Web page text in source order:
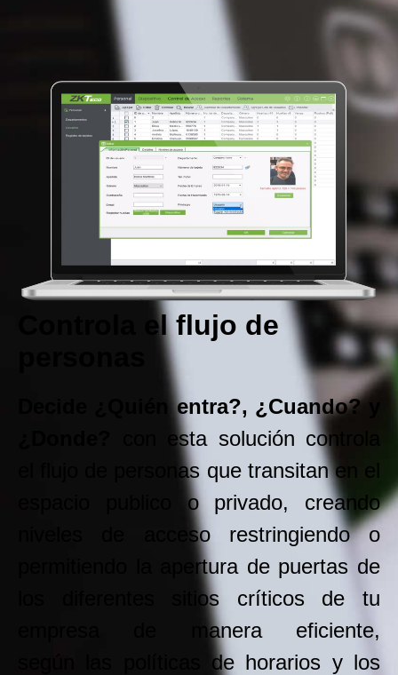
Controla el flujo de
Decide ¿Quién entra?, ¿Cuando? y
con esta solución controla
el flujo de personas que transitan en el
espacio publico o privado, creando
niveles de acceso restringiendo o
permitiendo la apertura de puertas de
los diferentes sitios críticos de tu
empresa de manera eficiente,
según las políticas de horarios y los